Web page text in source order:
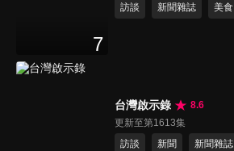
7
訪談
新聞雜誌 美食
台灣啟示錄
8.6
更新至第1613集
訪談
新聞 新聞雜誌